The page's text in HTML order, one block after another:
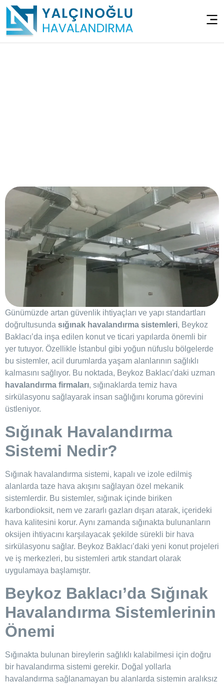
Günümüzde artan güvenlik ihtiyaçları ve yapı standartları
doğrultusunda sığınak havalandırma sistemleri, Beykoz
Baklacı’da inşa edilen konut ve ticari yapılarda önemli bir
yer tutuyor. Özellikle İstanbul gibi yoğun nüfuslu bölgelerde
bu sistemler, acil durumlarda yaşam alanlarının sağlıklı
kalmasını sağlıyor. Bu noktada, Beykoz Baklacı’daki uzman
havalandırma firmaları, sığınaklarda temiz hava
sirkülasyonu sağlayarak insan sağlığını koruma görevini
üstleniyor.
Sığınak Havalandırma
Sistemi Nedir?
Sığınak havalandırma sistemi, kapalı ve izole edilmiş
alanlarda taze hava akışını sağlayan özel mekanik
sistemlerdir. Bu sistemler, sığınak içinde biriken
karbondioksit, nem ve zararlı gazları dışarı atarak, içerideki
hava kalitesini korur. Aynı zamanda sığınakta bulunanların
oksijen ihtiyacını karşılayacak şekilde sürekli bir hava
sirkülasyonu sağlar. Beykoz Baklacı’daki yeni konut projeleri
ve iş merkezleri, bu sistemleri artık standart olarak
uygulamaya başlamıştır.
Beykoz Baklacı’da Sığınak
Havalandırma Sistemlerinin
Önemi
Sığınakta bulunan bireylerin sağlıklı kalabilmesi için doğru
bir havalandırma sistemi gerekir. Doğal yollarla
havalandırma sağlanamayan bu alanlarda sistemin aralıksız